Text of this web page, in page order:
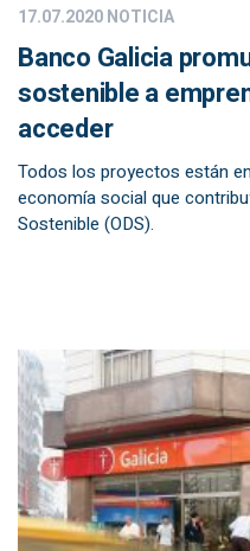
17.07.2020NOTICIA
Banco Galicia
sostenible a
acceder
Todos los proyectos están
economía social que
Sostenible (ODS).